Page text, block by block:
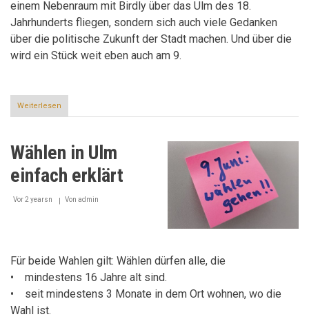
einem Nebenraum mit Birdly über das Ulm des 18.
Jahrhunderts fliegen, sondern sich auch viele Gedanken
über die politische Zukunft der Stadt machen. Und über die
wird ein Stück weit eben auch am 9.
Weiterlesen
Das
Spiegel
Wählen in Ulm
einfach erklärt
Vor 2 yearsn Von admin
Für beide Wahlen gilt: Wählen dürfen alle, die
• mindestens 16 Jahre alt sind.
• seit mindestens 3 Monate in dem Ort wohnen, wo die
Wahl ist.